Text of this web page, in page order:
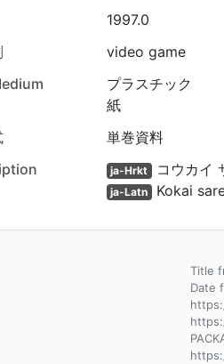
1997.0
video game
プラスチック
紙
単巻資料
ja-Hrkt コウカイ
ja-Latn Kokai
Title
Date